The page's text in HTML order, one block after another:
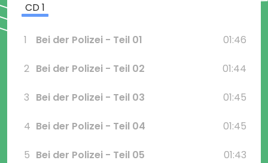
CD1
1 Bei der Polizei - Teil 01 01:46
2 Bei der Polizei - Teil 02 01:44
3 Bei der Polizei - Teil 03 01:45
4 Bei der Polizei - Teil 04 01:45
5 Bei der Polizei - Teil 05 01:43